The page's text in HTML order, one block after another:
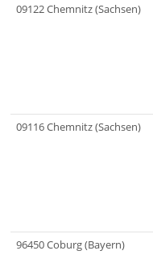
09122 Chemnitz (Sachsen)
09116 Chemnitz (Sachsen)
96450 Coburg (Bayern)